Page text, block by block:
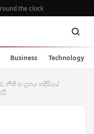
the clock
Business Technology
සංග්‍රහය හදිසියේ